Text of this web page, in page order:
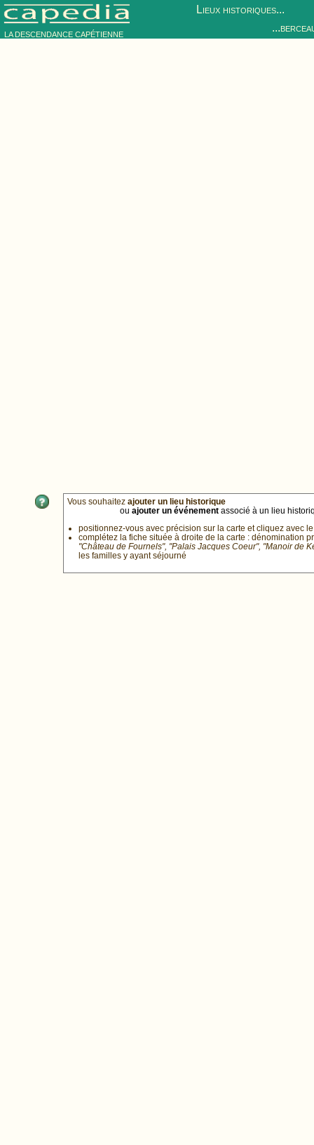
LA DESCENDANCE CAPÉTIENNE
Lieux historiques...
Vous souhaitez ajouter un lieu historique
ou ajouter un événement associé à un lieu
positionnez-vous avec précision sur la carte et cliquez avec
complétez la fiche située à droite de la carte : dénomination
"Château de Fournels", "Palais Jacques Coeur", "Manoir de
les familles y ayant séjourné